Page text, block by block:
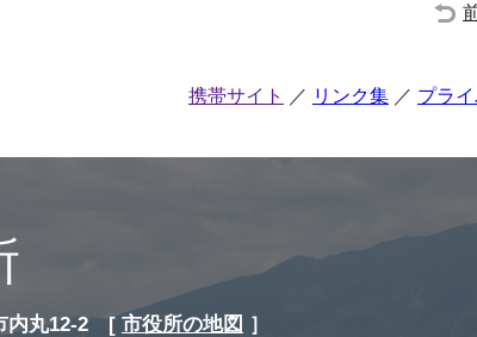
携帯サイト リンク集 プラ
内丸12-2 [ 市役所の地図 ］